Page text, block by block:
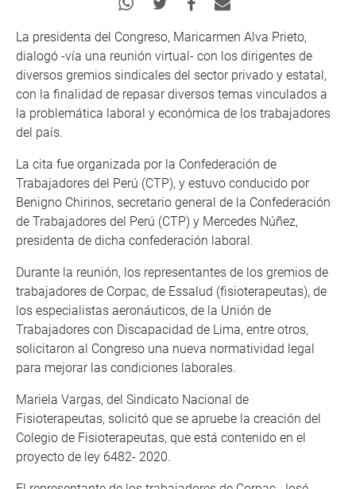
La presidenta del Congreso, Maricarmen Alva Prieto,
dialogó -vía una reunión virtual- con los dirigentes de
diversos gremios sindicales del sector privado y estatal,
con la finalidad de repasar diversos temas vinculados a
la problemática laboral y económica de los trabajadores
del país.
La cita fue organizada por la Confederación de
Trabajadores del Perú (CTP), y estuvo conducido por
Benigno Chirinos, secretario general de la Confederación
de Trabajadores del Perú (CTP) y Mercedes Núñez,
presidenta de dicha confederación laboral.
Durante la reunión, los representantes de los gremios de
trabajadores de Corpac, de Essalud (fisioterapeutas), de
los especialistas aeronáuticos, de la Unión de
Trabajadores con Discapacidad de Lima, entre otros,
solicitaron al Congreso una nueva normatividad legal
para mejorar las condiciones laborales.
Mariela Vargas, del Sindicato Nacional de
Fisioterapeutas, solicitó que se apruebe la creación del
Colegio de Fisioterapeutas, que está contenido en el
proyecto de ley 6482- 2020.